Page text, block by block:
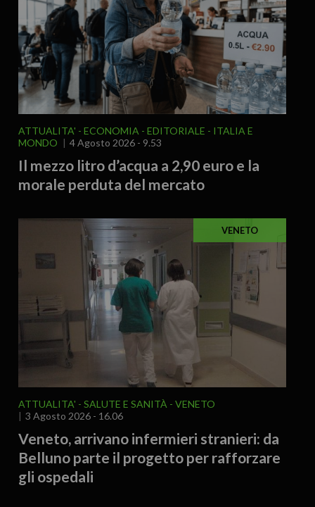
ATTUALITA' ECONOMIA EDITORIALE
ITALIA E
MONDO
4 Agosto 2026 - 9.53
Il mezzo litro d’acqua a 2,90 euro e la
morale perduta del mercato
VENETO
ATTUALITA' SALUTE E SANITÀ
VENETO
3 Agosto 2026 - 16.06
Veneto, arrivano infermieri stranieri: da
Belluno parte il progetto per rafforzare
gli ospedali